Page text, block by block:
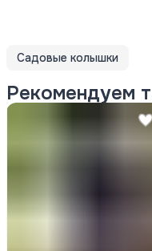
Садовые колышки
Рекомендуем